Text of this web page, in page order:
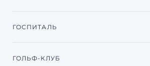
ГОСПИТАЛЬ
ГОЛЬФ-КЛУБ